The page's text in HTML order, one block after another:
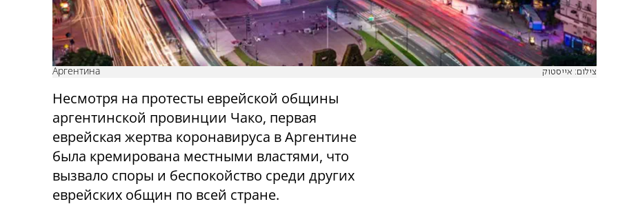
Аргентина צילום: אייסטוק
Несмотря на протесты еврейской общины
аргентинской провинции Чако, первая
еврейская жертва коронавируса в Аргентине
была кремирована местными властями, что
вызвало споры и беспокойство среди других
еврейских общин по всей стране.